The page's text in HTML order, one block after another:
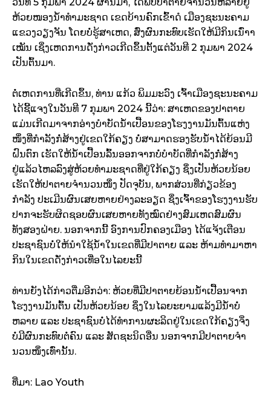
ຫ້ວຍໜອງນໍ້າທຳມະຊາດ ເຂດບ້ານຄົກເຂົ້າດໍ ເມືອງຊະນະຄາມ
ແຂວງວຽງຈັນ ໂດຍບໍ່ຮູ້ສາເຫດ, ສົ່ງຜົນກະທົບເຮັດໃຫ້ມີກິນເນົ່າາ
ເໝັນ ເຊິ່ງເຫດການດັ່ງກ່າວເກີດຂຶ້ນຕັ້ງແຕ່ວັນທີ 2 ກຸມພາ 2024
ເປັນຕົ້ນມາ.
​ຕໍ່ເຫດການທີ່ເກີດຂຶ້ນ, ທ່ານ ແກ້ວ ພິມມະວົງ ເຈົ້າເມືອງຊະນະຄາມ
ໄດ້ຊີ້ແຈງໃນວັນທີ 7 ກຸມພາ 2024 ນີ້ວ່າ: ສາເຫດຂອງປາຕາຍ
ແມ່ນເກີດມາຈາກອ່າງບໍາບັດນໍ້າເປື້ອນຂອງໂຮງງານມັນຕົ້ນແຫ່ງ
ໜຶ່ງທີ່ກໍາລັງກໍ່ສ້າງຢູ່ເຂດໃກ້ຄຽງ ບໍ່ສາມາດຮອງຮັບນໍ້າໄດ້ຍ້ອນມີ
ຝົນຕົກ ເຮັດໃຫ້ນໍ້າເປື້ອນລົ້ນອອກຈາກບໍ່ບໍາບັດທີ່ກໍາລັງກໍ່ສ້າງ
ຢູ່ແລ້ວໄຫລລົງສູ່ຫ້ວຍທໍາມະຊາດທີ່ຢູ່ໃກ້ຄຽງ ຊຶ່ງເປັນຫ້ວຍນ້ອຍ
ເຮັດໃຫ້ປາຕາຍຈໍານວນໜຶ່ງ ປັດຈຸບັນ, ພາກສ່ວນທີ່ກ່ຽວຂ້ອງ
ກຳລັງ ປະເມີນຜົນເສຍຫາຍຢ່າງລະອຽດ ຊຶ່ງເຈົ້າຂອງໂຮງງານຮັບ
ປາກຈະຮັບຜິດຊອບຜົນເສຍຫາຍທັງໝົດຢ່າງສົມເຫດສົມຜົນ
ທັງສອງຝ່າຍ. ນອກຈາກນີ້ ອົງການປົກຄອງເມືອງ ໄດ້ແຈ້ງເຕືອນ
ປະຊາຊົນບໍ່ໃຫ້ນໍາໃຊ້ນໍ້າໃນເຂດທີ່ມີປາຕາຍ ແລະ ຫ້າມທໍາມາຫາ
ກິນໃນເຂດດັ່ງກ່າວເທື່ອໃນໄລຍະນີ້
ທ່ານຍັງໄດ້ກ່າວຕື່ມອີກວ່າ: ຫ້ວຍທີ່ມີປາຕາຍຍ້ອນນໍ້າເປື້ອນຈາກ
ໂຮງງານມັນຕົ້ນ ເປັນຫ້ວຍນ້ອຍ ຊຶ່ງໃນໄລຍະຍາມແລ້ງມີນໍ້າບໍ່
ຫລາຍ ແລະ ປະຊາຊົນບໍ່ໄດ້ທໍາການຜະລິດຢູ່ໃນເຂດໃກ້ຄຽງຈິ່ງ
ບໍ່ມີຜົນກະທົບຕໍ່ຄົນ ແລະ ສັດຊະນິດອື່ນ ນອກຈາກມີປາຕາຍຈໍາ
ນວນໜຶ່ງເທົ່ານັ້ນ.
ທີ່ມາ: Lao Youth